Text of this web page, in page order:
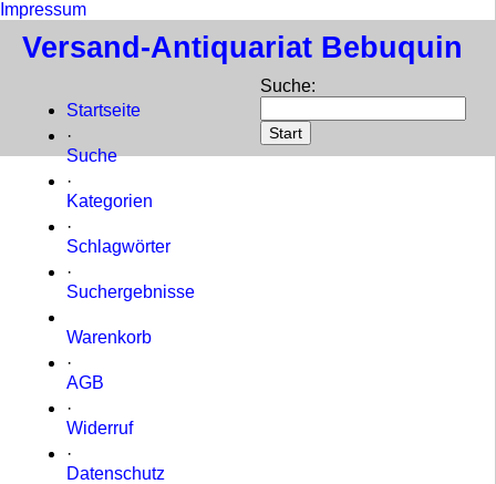
Impressum
Versand-Antiquariat Bebuquin
Startseite
·
Suche
·
Kategorien
·
Schlagwörter
·
Suchergebnisse
Warenkorb
·
AGB
·
Widerruf
·
Datenschutz
Suche: